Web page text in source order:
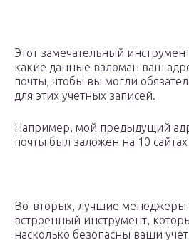
Этот замечательный
какие данные взломан ваш
почты, чтобы вы могли
для этих учетных записей.
Например, мой предыдущий
почты был заложен на 10
Во-вторых, лучшие
встроенный инструмент,
насколько безопасны ваши